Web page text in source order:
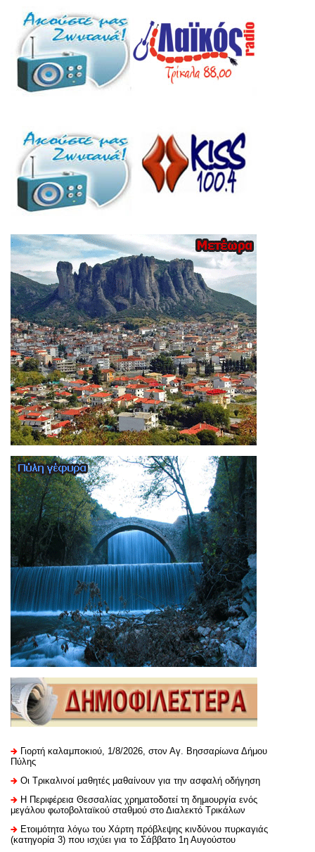
Γιορτή καλαμποκιού, 1/8/2026, στον Αγ. Βησσαρίωνα Δήμου
Πύλης
Οι Τρικαλινοί μαθητές μαθαίνουν για την ασφαλή οδήγηση
H Περιφέρεια Θεσσαλίας χρηματοδοτεί τη δημιουργία ενός
μεγάλου φωτοβολταϊκού σταθμού στο Διαλεκτό Τρικάλων
Ετοιμότητα λόγω του Χάρτη πρόβλεψης κινδύνου πυρκαγιάς
(κατηγορία 3) που ισχύει για το Σάββατο 1η Αυγούστου